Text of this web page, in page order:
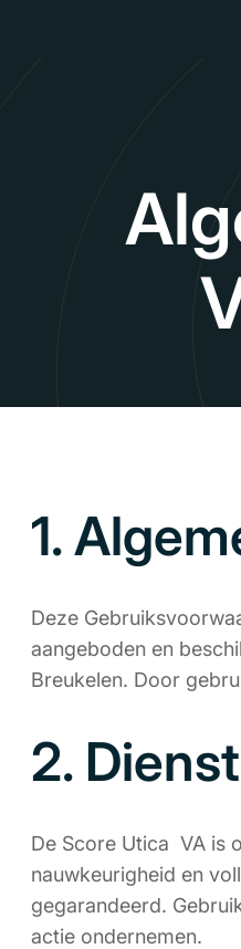
1.
Deze
aangeboden en
Breukelen. Door
2.
De Score Utica VA is
nauwkeurigheid en
gegarandeerd.
actie ondernemen.